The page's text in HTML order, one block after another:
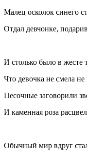
Малец осколок синего
Отдал девчонке,
И столько было в жесте
Что девочка не смела не
Песочные заговорили
И каменная роза
Обычный мир вдруг